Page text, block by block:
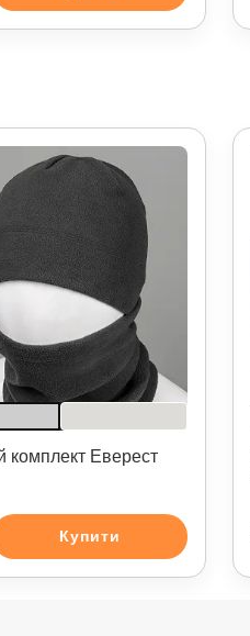
комплект Еверест
Купити